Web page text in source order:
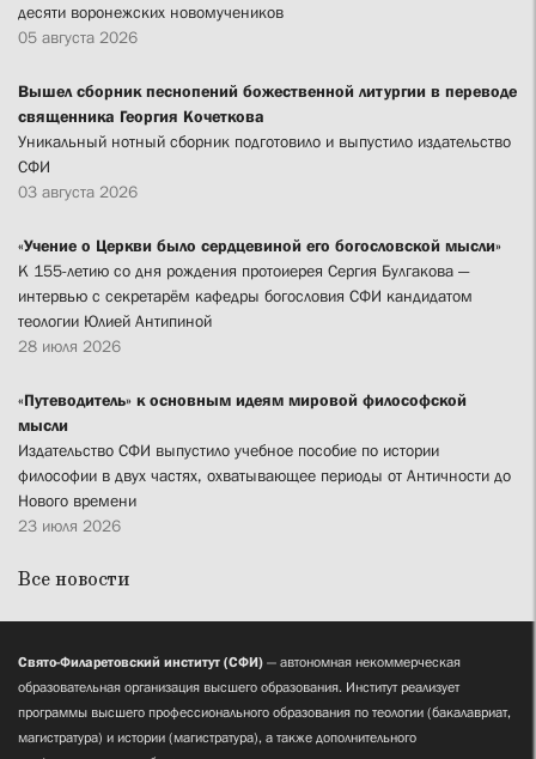
десяти воронежских новомучеников
05 августа 2026
Вышел сборник песнопений божественной литургии в переводе
священника Георгия Кочеткова
Уникальный нотный сборник подготовило и выпустило издательство
СФИ
03 августа 2026
«Учение о Церкви было сердцевиной его богословской мысли»
К 155-летию со дня рождения протоиерея Сергия Булгакова —
интервью с секретарём кафедры богословия СФИ кандидатом
теологии Юлией Антипиной
28 июля 2026
«Путеводитель» к основным идеям мировой философской
мысли
Издательство СФИ выпустило учебное пособие по истории
философии в двух частях, охватывающее периоды от Античности до
Нового времени
23 июля 2026
Все новости
Свято-Филаретовский институт (СФИ) — автономная некоммерческая
образовательная организация высшего образования. Институт реализует
программы высшего профессионального образования по теологии (бакалавриат,
магистратура) и истории (магистратура), а также дополнительного